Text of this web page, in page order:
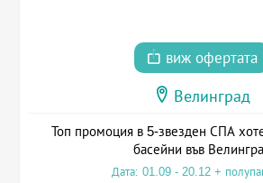
виж офертата
Велинград
Топ промоция в 5-звезден СПА
басейни във
Дата: 01.09 - 20.12 +